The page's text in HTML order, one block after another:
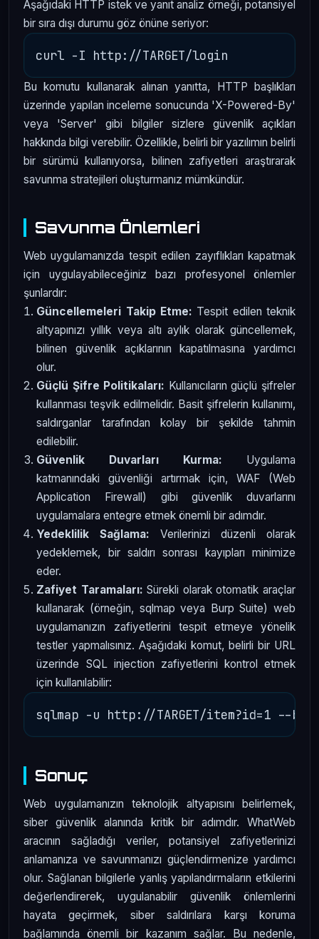
Aşağıdaki HTTP istek ve yanıt analiz örneği, potansiyel
bir sıra dışı durumu göz önüne seriyor:
Bu komutu kullanarak alınan yanıtta, HTTP başlıkları
üzerinde yapılan inceleme sonucunda 'X-Powered-By'
veya 'Server' gibi bilgiler sizlere güvenlik açıkları
hakkında bilgi verebilir. Özellikle, belirli bir yazılımın belirli
bir sürümü kullanıyorsa, bilinen zafiyetleri araştırarak
savunma stratejileri oluşturmanız mümkündür.
Savunma Önlemleri
Web uygulamanızda tespit edilen zayıflıkları kapatmak
için uygulayabileceğiniz bazı profesyonel önlemler
şunlardır:
Güncellemeleri Takip Etme: Tespit edilen teknik
altyapınızı yıllık veya altı aylık olarak güncellemek,
bilinen güvenlik açıklarının kapatılmasına yardımcı
olur.
Güçlü Şifre Politikaları: Kullanıcıların güçlü şifreler
kullanması teşvik edilmelidir. Basit şifrelerin kullanımı,
saldırganlar tarafından kolay bir şekilde tahmin
edilebilir.
Güvenlik Duvarları Kurma: Uygulama
katmanındaki güvenliği artırmak için, WAF (Web
Application Firewall) gibi güvenlik duvarlarını
uygulamalara entegre etmek önemli bir adımdır.
Yedeklilik Sağlama: Verilerinizi düzenli olarak
yedeklemek, bir saldırı sonrası kayıpları minimize
eder.
Zafiyet Taramaları: Sürekli olarak otomatik araçlar
kullanarak (örneğin, sqlmap veya Burp Suite) web
uygulamanızın zafiyetlerini tespit etmeye yönelik
testler yapmalısınız. Aşağıdaki komut, belirli bir URL
üzerinde SQL injection zafiyetlerini kontrol etmek
için kullanılabilir:
Sonuç
Web uygulamanızın teknolojik altyapısını belirlemek,
siber güvenlik alanında kritik bir adımdır. WhatWeb
aracının sağladığı veriler, potansiyel zafiyetlerinizi
anlamanıza ve savunmanızı güçlendirmenize yardımcı
olur. Sağlanan bilgilerle yanlış yapılandırmaların etkilerini
değerlendirerek, uygulanabilir güvenlik önlemlerini
hayata geçirmek, siber saldırılara karşı koruma
bağlamında önemli bir kazanım sağlar. Bu nedenle,